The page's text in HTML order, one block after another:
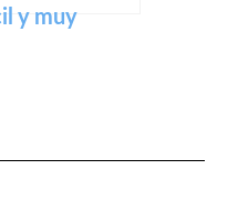
y muy